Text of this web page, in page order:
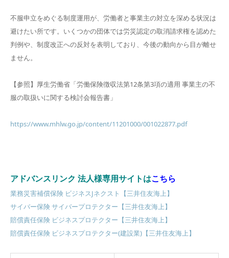
不服申立をめぐる制度運用が、労働者と事業主の対立を深める状況は
避けたい所です。いくつかの団体では労災認定の取消請求権を認めた
判例や、制度改正への反対を表明しており、今後の動向から目が離せ
ません。
【参照】厚生労働省「労働保険徴収法第12条第3項の適用 事業主の不
服の取扱いに関する検討会報告書」
https://www.mhlw.go.jp/content/11201000/001022877.pdf
アドバンスリンク 法人様専用サイトはこちら
業務災害補償保険 ビジネスJネクスト【三井住友海上】
サイバー保険 サイバープロテクター【三井住友海上】
賠償責任保険 ビジネスプロテクター【三井住友海上】
賠償責任保険 ビジネスプロテクター(建設業)【三井住友海上】